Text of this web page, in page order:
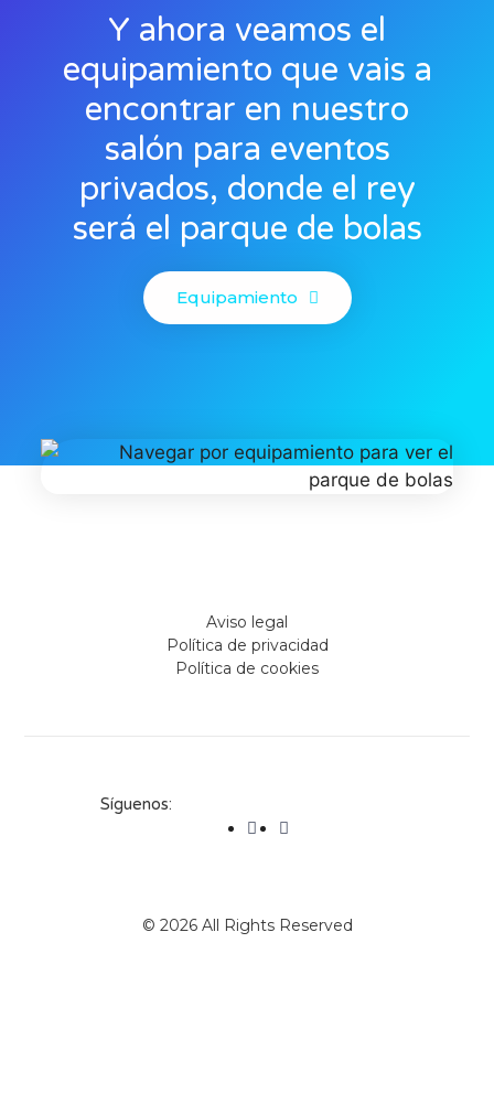
Y ahora veamos el
equipamiento que vais a
encontrar en nuestro
salón para eventos
privados, donde el rey
será el parque de bolas
Equipamiento
Aviso legal
Política de privacidad
Política de cookies
Síguenos:
© 2026 All Rights Reserved